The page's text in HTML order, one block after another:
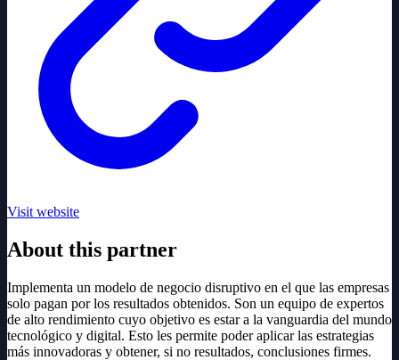
Visit website
About this partner
Implementa un modelo de negocio disruptivo en el que las empresas
solo pagan por los resultados obtenidos. Son un equipo de expertos
de alto rendimiento cuyo objetivo es estar a la vanguardia del mundo
tecnológico y digital. Esto les permite poder aplicar las estrategias
más innovadoras y obtener, si no resultados, conclusiones firmes.